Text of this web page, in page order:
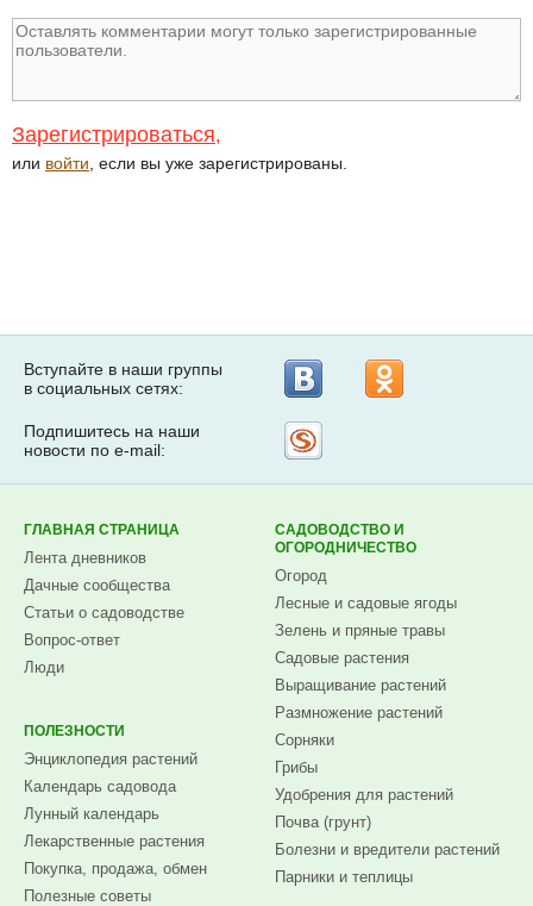
Зарегистрироваться,
или войти , если вы уже зарегистрированы.
Вступайте в наши группы
в социальных сетях:
Подпишитесь на наши
новости по e-mail:
ГЛАВНАЯ СТРАНИЦА
Лента дневников
Дачные сообщества
Статьи о садоводстве
Вопрос-ответ
Люди
ПОЛЕЗНОСТИ
Энциклопедия растений
Календарь садовода
Лунный календарь
Лекарственные растения
Покупка, продажа, обмен
Полезные советы
САДОВОДСТВО И
ОГОРОДНИЧЕСТВО
Огород
Лесные и садовые ягоды
Зелень и пряные травы
Садовые растения
Выращивание растений
Размножение растений
Сорняки
Грибы
Удобрения для растений
Почва (грунт)
Болезни и вредители растений
Парники и теплицы